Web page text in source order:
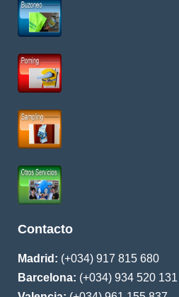
Contacto
Madrid: (+034) 917 815 680
Barcelona: (+034) 934 520 131